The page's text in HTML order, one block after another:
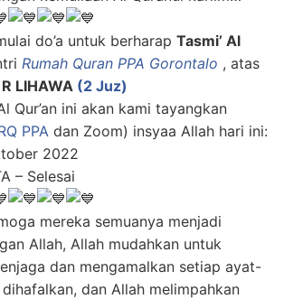
do’a untuk berharap Tasmi’ Al
Rumah Quran PPA Gorontalo , atas
LIHAWA (2 Juz)
Qur’an ini akan kami tayangkan
PPA dan Zoom) insyaa Allah hari ini:
2022
– Selesai
mereka semuanya menjadi
Allah, Allah mudahkan untuk
dan mengamalkan setiap ayat-
dan Allah melimpahkan